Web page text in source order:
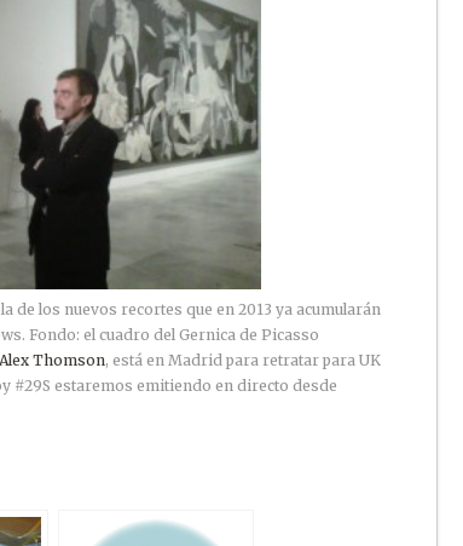
de los nuevos recortes que en 2013 ya acumularán
Fondo: el cuadro del Gernica de Picasso
Thomson, está en Madrid para retratar para UK
#29S estaremos emitiendo en directo desde